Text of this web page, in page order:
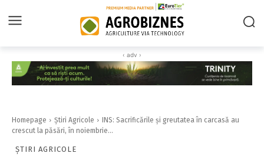
‹ adv ›
Homepage Știri Agricole
INS: Sacrificările şi greutatea în carcasă au
crescut la păsări, în noiembrie...
ȘTIRI AGRICOLE